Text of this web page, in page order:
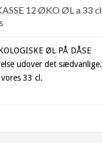
12 ØKO ØL a 33 cl
ØL PÅ DÅSE
udover det sædvanlige.
33 cl.